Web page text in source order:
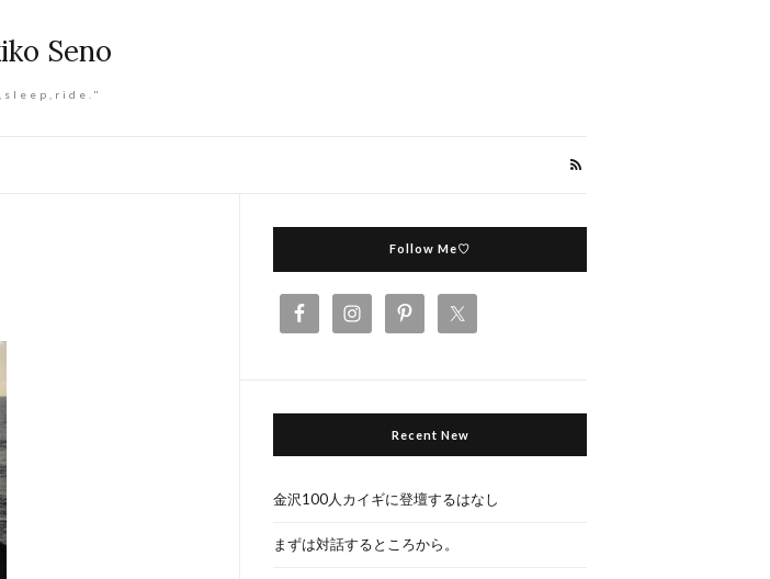
Seno
Follow Me♡
Recent New
金沢100人カイギに登壇するはなし
まずは対話するところから。